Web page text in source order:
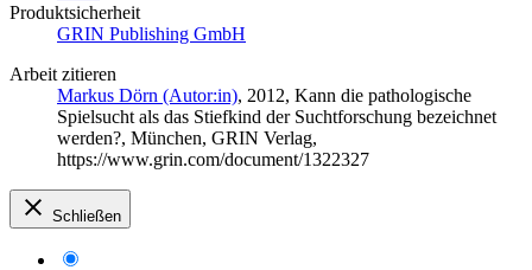
Produktsicherheit
GRIN Publishing GmbH
Arbeit zitieren
Markus Dörn (Autor:in), 2012, Kann die pathologische
Spielsucht als das Stiefkind der Suchtforschung bezeichnet
werden?, München, GRIN Verlag,
https://www.grin.com/document/1322327
Schließen